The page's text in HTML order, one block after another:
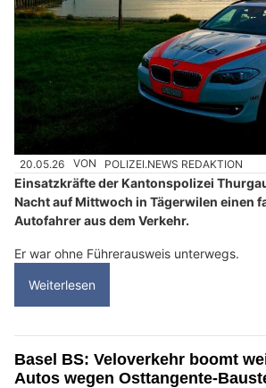
20.05.26 VON POLIZEI.NEWS REDAKTION
Einsatzkräfte der Kantonspolizei
Nacht auf Mittwoch in Tägerwilen einen
Autofahrer aus dem Verkehr.
Er war ohne Führerausweis unterwegs.
Weiterlesen
Basel BS: Veloverkehr boomt
Autos wegen Osttangente-